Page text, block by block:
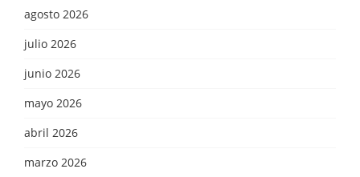
agosto 2026
julio 2026
junio 2026
mayo 2026
abril 2026
marzo 2026